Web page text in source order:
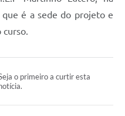
é a sede do projeto e
o primeiro a curtir esta